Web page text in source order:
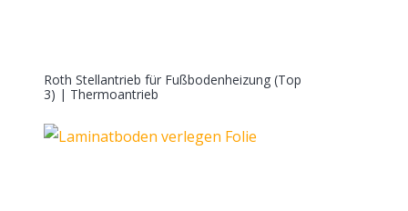
Roth Stellantrieb für Fußbodenheizung (Top
3) | Thermoantrieb